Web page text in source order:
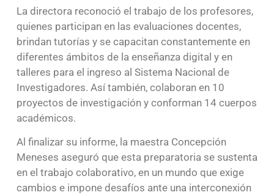
La directora reconoció el trabajo de los profesores,
quienes participan en las evaluaciones docentes,
brindan tutorías y se capacitan constantemente en
diferentes ámbitos de la enseñanza digital y en
talleres para el ingreso al Sistema Nacional de
Investigadores. Así también, colaboran en 10
proyectos de investigación y conforman 14 cuerpos
académicos.
Al finalizar su informe, la maestra Concepción
Meneses aseguró que esta preparatoria se sustenta
en el trabajo colaborativo, en un mundo que exige
cambios e impone desafíos ante una interconexión